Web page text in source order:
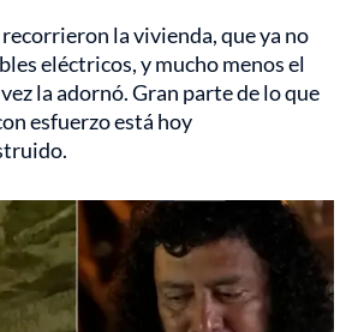
la vivienda, que ya no
eléctricos, y mucho menos el
la adornó. Gran parte de lo que
esfuerzo está hoy